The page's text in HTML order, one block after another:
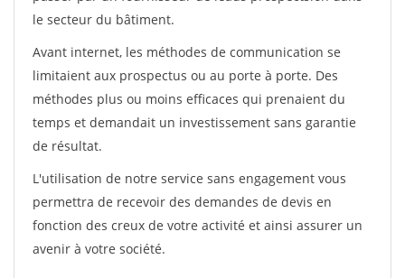
le secteur du bâtiment.
Avant internet, les méthodes de communication se
limitaient aux prospectus ou au porte à porte. Des
méthodes plus ou moins efficaces qui prenaient du
temps et demandait un investissement sans garantie
de résultat.
L'utilisation de notre service sans engagement vous
permettra de recevoir des demandes de devis en
fonction des creux de votre activité et ainsi assurer un
avenir à votre société.